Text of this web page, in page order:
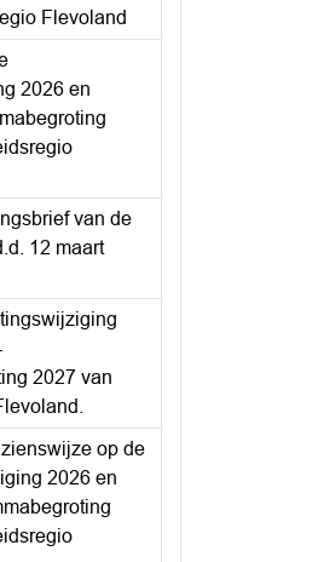
Flevoland
2026 en
van de
12 maart
2027 van
op de
2026 en